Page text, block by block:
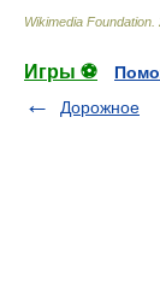
Wikimedia Foundation
Игры ⚽
Дорожное